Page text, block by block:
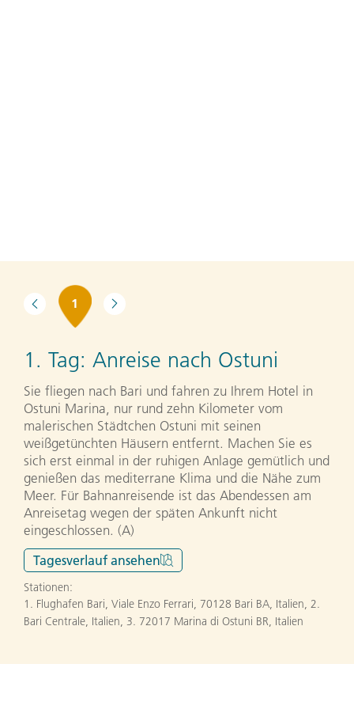
1
1. Tag: Anreise nach Ostuni
Sie fliegen nach Bari und fahren zu Ihrem Hotel in
Ostuni Marina, nur rund zehn Kilometer vom
malerischen Städtchen Ostuni mit seinen
weißgetünchten Häusern entfernt. Machen Sie es
sich erst einmal in der ruhigen Anlage gemütlich und
genießen das mediterrane Klima und die Nähe zum
Meer. Für Bahnanreisende ist das Abendessen am
Anreisetag wegen der späten Ankunft nicht
eingeschlossen. (A)
Tagesverlauf ansehen
Stationen:
1. Flughafen Bari, Viale Enzo Ferrari, 70128 Bari BA, Italien, 2.
Bari Centrale, Italien, 3. 72017 Marina di Ostuni BR, Italien